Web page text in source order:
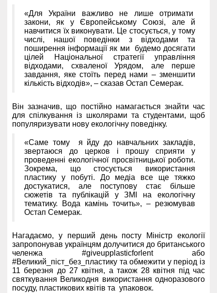
«Для України важливо не лише отримати
закони, як у Європейському Союзі, але й
навчитися їх виконувати. Це стосується, у тому
числі, нашої поведінки з відходами та
поширення інформації як ми будемо досягати
цілей Національної стратегії управління
відходами, схваленої Урядом, але перше
завдання, яке стоїть перед нами – зменшити
кількість відходів», – сказав Остап Семерак.
Він зазначив, що постійно намагається знайти час
для спілкування із школярами та студентами, щоб
популяризувати нову екологічну поведінку.
«Саме тому я йду до навчальних закладів,
звертаюся до церков і прошу сприяти у
проведенні екологічної просвітницької роботи.
Зокрема, що стосується використання
пластику у побуті. До медіа все ще тяжко
достукатися, але поступову стає більше
сюжетів та публікацій у ЗМІ на екологічну
тематику. Вода камінь точить», – резюмував
Остап Семерак.
Нагадаємо, у перший день посту Міністр екології
запропонував українцям долучитися до британського
челенжа #giveupplasticforlent або
#Великий_піст_без_пластику та обмежити у період із
11 березня до 27 квітня, а також 28 квітня під час
святкування Великодня використання одноразового
посуду, пластикових квітів та упаковок.